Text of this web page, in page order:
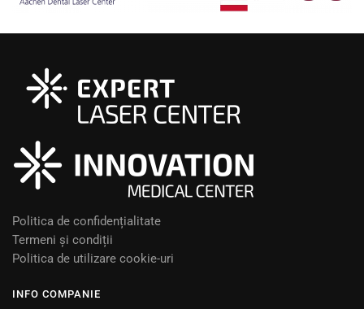
Politica de confidențialitate
Termeni și condiții
Politica de utilizare cookie-uri
INFO COMPANIE